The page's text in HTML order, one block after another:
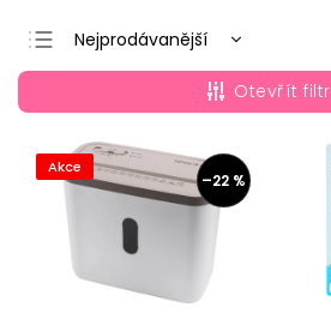
Nejprodávanější
Nejlevnější
Nejdražší
Abecedně
Otevřít filtr
Akce
–22 %